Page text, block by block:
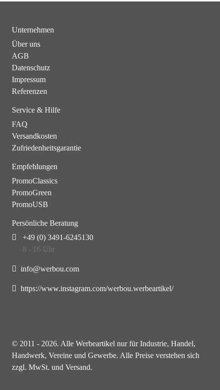
Unternehmen
Über uns
AGB
Datenschutz
Impressum
Referenzen
Service & Hilfe
FAQ
Versandkosten
Zufriedenheitsgarantie
Empfehlungen
PromoClassics
PromoGreen
PromoUSB
Persönliche Beratung
+49 (0) 3491-6245130
8 - 16 Uhr
info@werbou.com
https://www.instagram.com/werbou.werbeartikel/
© 2011 - 2026. Alle Werbeartikel nur für Industrie, Handel,
Handwerk, Vereine und Gewerbe. Alle Preise verstehen sich
zzgl. MwSt. und Versand.